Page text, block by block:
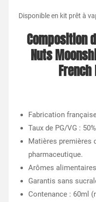
Disponible en kit prêt à
Composition
Nuts
Fabrication
Taux de PG/VG :
Matières premières
pharmaceutique.
Arômes
Garantis sans
Contenance : 60ml